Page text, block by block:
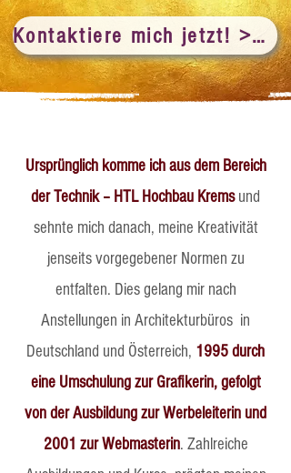
Kontaktiere mich jetzt! >>>
Ursprünglich komme ich aus dem Bereich
der Technik – HTL Hochbau Krems und
sehnte mich danach, meine Kreativität
jenseits vorgegebener Normen zu
entfalten. Dies gelang mir nach
Anstellungen in Architekturbüros in
Deutschland und Österreich, 1995 durch
eine Umschulung zur Grafikerin, gefolgt
von der Ausbildung zur Werbeleiterin und
2001 zur Webmasterin. Zahlreiche